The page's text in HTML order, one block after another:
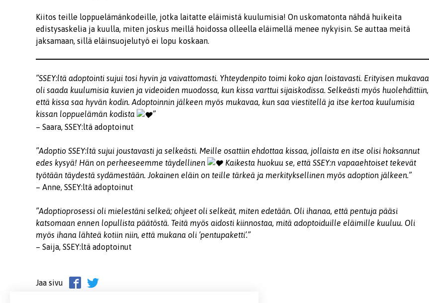
Kiitos teille loppuelämänkodeille, jotka laitatte eläimistä kuulumisia! On uskomatonta nähdä huikeita
edistysaskelia ja kuulla, miten joskus meillä hoidossa olleella eläimellä menee nykyisin. Se auttaa meitä
jaksamaan, sillä eläinsuojelutyö ei lopu koskaan.
”SSEY:ltä adoptointi sujui tosi hyvin ja vaivattomasti. Yhteydenpito toimi koko ajan loistavasti. Erityisen mukavaa
oli saada kuulumisia kuvien ja videoiden muodossa, kun kissa varttui sijaiskodissa. Selkeästi myös huolehdittiin,
että kissa saa hyvän kodin. Adoptoinnin jälkeen myös mukavaa, kun saa viestitellä ja itse kertoa kuulumisia
kissan loppuelämän kodista
”
– Saara, SSEY:ltä adoptoinut
”Adoptio SSEY:ltä sujui joustavasti ja selkeästi. Meille osattiin ehdottaa kissaa, jollaista en itse olisi hoksannut
edes kysyä! Hän on perheeseemme täydellinen
Kaikesta huokuu se, että SSEY:n vapaaehtoiset tekevät
työtään täydestä sydämestään. Jokainen eläin on teille tärkeä ja merkityksellinen myös adoption jälkeen.”
– Anne, SSEY:ltä adoptoinut
”Adoptioprosessi oli mielestäni selkeä; ohjeet oli selkeät, miten edetään. Oli ihanaa, että pentuja pääsi
katsomaan ennen lopullista päätöstä. Teitä myös aidosti kiinnostaa, mitä adoptoiduille eläimille kuuluu. Oli
myös ihana lähteä kotiin niin, että mukana oli ’pentupaketti’.”
– Saija, SSEY:ltä adoptoinut
Jaa sivu